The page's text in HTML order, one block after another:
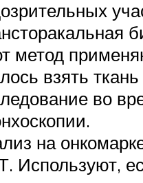
метод
взять
во
на
Используют,